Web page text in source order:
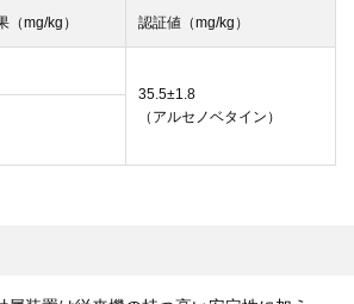
（mg/kg） 認証値（mg/kg）
35.5±1.8
（アルセノベタイン）